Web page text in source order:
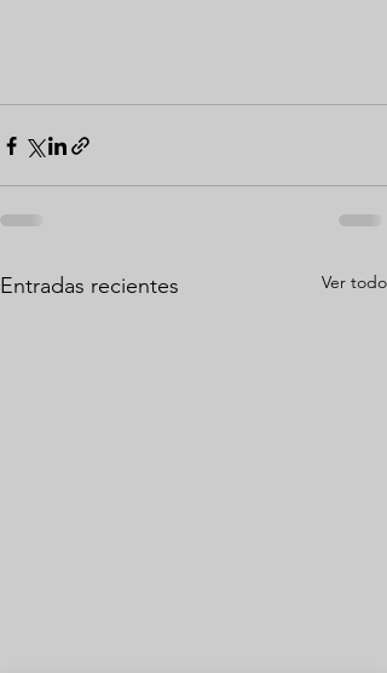
Entradas recientes Ver todo